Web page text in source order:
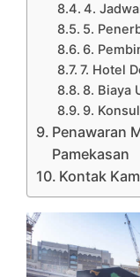
4.
5.
6.
7. Hotel
8. Biaya
9.
Penawaran
Pamekasan
Kontak